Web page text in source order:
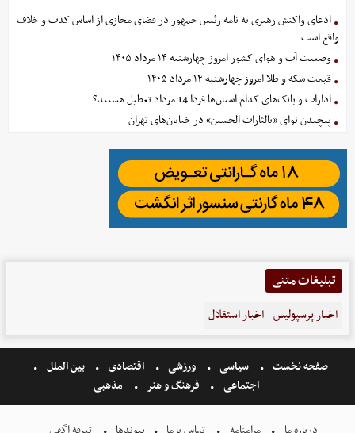
ادعای واکنش رهبری به نامه رئیس جمهور در فضای مجازی از اساس کذب و خلاف
واقع است
وضعیت آب و هوای کشور امروز چهارشنبه ۱۴ مرداد ۱۴۰۵
قیمت سکه و طلا امروز چهارشنبه ۱۴ مرداد ۱۴۰۵
ادارات و بانک‌های کدام استان‌ها فردا 14 مرداد تعطیل هستند؟
پیچیدن نوای «یالثارات الحسین» در خیابان‌های تهران
تبلیغات متنی
اخبار پرسپولیس اخبار استقلال
صفحه نخست سیاسی ورزشی اقتصادی
بین الملل
اجتماعی
فرهنگ و هنر مذهبی